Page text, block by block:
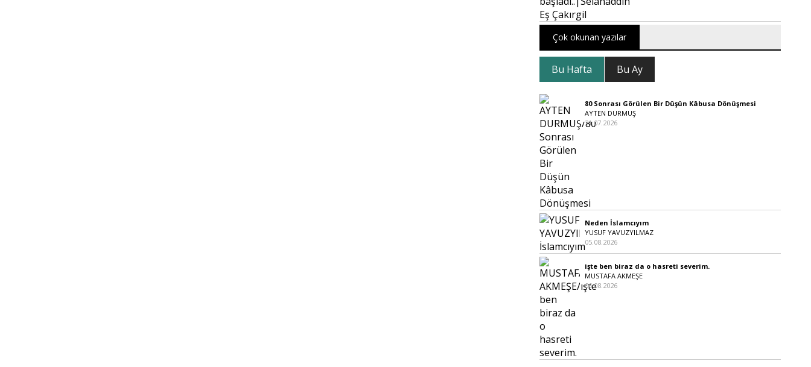
Çok okunan yazılar
Bu Hafta Bu Ay
80 Sonrası Görülen Bir Düşün Kâbusa Dönüşmesi
AYTEN DURMUŞ
31.07.2026
Neden İslamcıyım
YUSUF YAVUZYILMAZ
05.08.2026
işte ben biraz da o hasreti severim.
MUSTAFA AKMEŞE
06.08.2026